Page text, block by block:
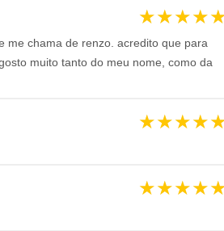
★★★★
me chama de renzo. acredito que para
muito tanto do meu nome, como da
★★★★
★★★★